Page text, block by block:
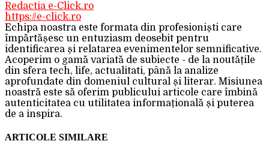
Redactia e-Click.ro
https://e-click.ro
Echipa noastra este formata din profesioniști care
împărtășesc un entuziasm deosebit pentru
identificarea și relatarea evenimentelor semnificative.
Acoperim o gamă variată de subiecte - de la noutățile
din sfera tech, life, actualitati, până la analize
aprofundate din domeniul cultural și literar. Misiunea
noastră este să oferim publicului articole care îmbină
autenticitatea cu utilitatea informațională și puterea
de a inspira.
ARTICOLE SIMILARE